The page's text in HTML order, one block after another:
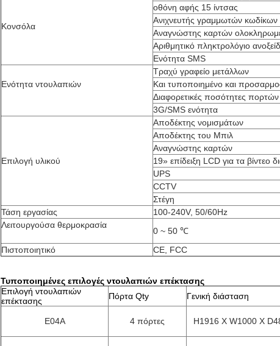
Κονσόλα
οθόνη αφής 15 ίντσας
Ανιχνευτής γραμμωτών κωδίκων
Αναγνώστης καρτών
Αριθμητικό πληκτρολόγιο
Ενότητα SMS
Ενότητα ντουλαπιών
Τραχύ γραφείο μετάλλων
Και τυποποιημένο και
Διαφορετικές ποσότητες πορτών
3G/SMS ενότητα
Επιλογή υλικού
Αποδέκτης νομισμάτων
Αποδέκτης του Μπιλ
Αναγνώστης καρτών
19» επίδειξη LCD για τα βίντεο
UPS
CCTV
Στέγη
Τάση εργασίας
100-240V, 50/60Hz
Λειτουργούσα θερμοκρασία
0 ~ 50 ℃
Πιστοποιητικό
CE, FCC
Τυποποιημένες επιλογές ντουλαπιών επέκτασης
Επιλογή ντουλαπιών
επέκτασης
Πόρτα Qty Γενική διάσταση
E04A 4 πόρτες H1916 Χ W1000 Χ